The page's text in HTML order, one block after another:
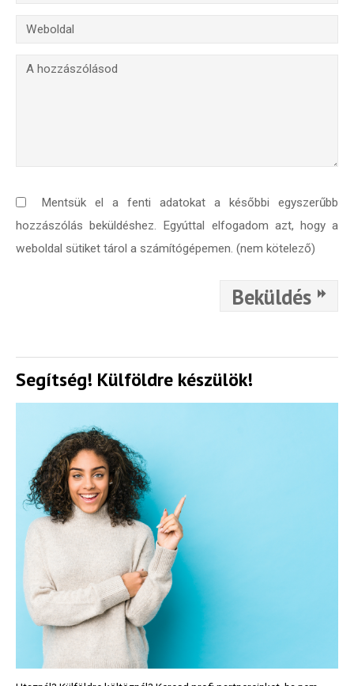
Válaszd ki az ajándékod amit
kockázat
Utazási
Feliratkozom
Felhasználási feltételek
Mentsük el a fenti adatokat a későbbi egyszerűbb
hozzászólás beküldéshez. Egyúttal elfogadom azt, hogy a
weboldal sütiket tárol a számítógépemen. (nem kötelező)
Beküldés
Segítség! Külföldre készülök!